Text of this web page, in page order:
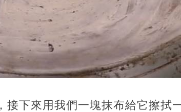
，接下來用我們一塊抹布給它擦拭